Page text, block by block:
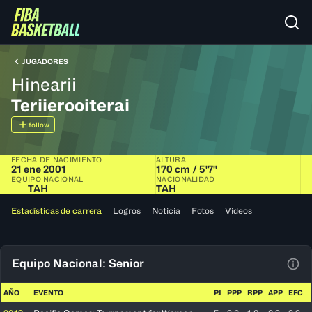
JUGADORES
Hinearii
Teriierooiterai
follow
FECHA DE NACIMIENTO
21 ene 2001
ALTURA
170 cm / 5'7"
EQUIPO NACIONAL
TAH
NACIONALIDAD
TAH
Estadísticas de carrera Logros Noticia Fotos Videos
Equipo Nacional: Senior
AÑO EVENTO PJ PPP RPP APP EFC